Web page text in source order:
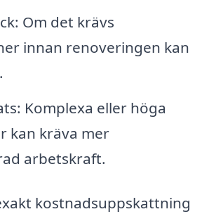
Om det krävs
innan renoveringen kan
Komplexa eller höga
kan kräva mer
arbetskraft.
kostnadsuppskattning